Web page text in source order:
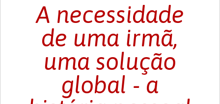
A necessidade
de uma irmã,
uma solução
global - a